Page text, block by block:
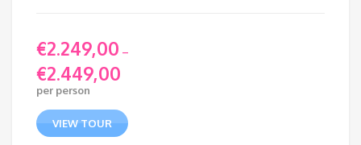
€2.249,00 –
€2.449,00
€2.249,00
through
per person
VIEW TOUR